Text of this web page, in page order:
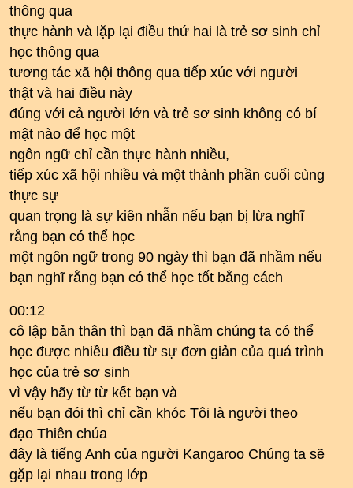
thông qua
thực hành và lặp lại điều thứ hai là trẻ sơ sinh chỉ
học thông qua
tương tác xã hội thông qua tiếp xúc với người
thật và hai điều này
đúng với cả người lớn và trẻ sơ sinh không có bí
mật nào để học một
ngôn ngữ chỉ cần thực hành nhiều,
tiếp xúc xã hội nhiều và một thành phần cuối cùng
thực sự
quan trọng là sự kiên nhẫn nếu bạn bị lừa nghĩ
rằng bạn có thể học
một ngôn ngữ trong 90 ngày thì bạn đã nhầm nếu
bạn nghĩ rằng bạn có thể học tốt bằng cách
00:12
cô lập bản thân thì bạn đã nhầm chúng ta có thể
học được nhiều điều từ sự đơn giản của quá trình
học của trẻ sơ sinh
vì vậy hãy từ từ kết bạn và
nếu bạn đói thì chỉ cần khóc Tôi là người theo
đạo Thiên chúa
đây là tiếng Anh của người Kangaroo Chúng ta sẽ
gặp lại nhau trong lớp